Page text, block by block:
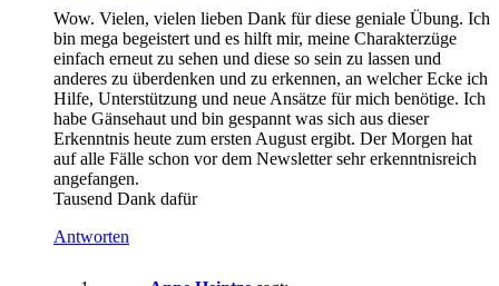
Wow. Vielen, vielen lieben Dank für diese geniale Übung. Ich
bin mega begeistert und es hilft mir, meine Charakterzüge
einfach erneut zu sehen und diese so sein zu lassen und
anderes zu überdenken und zu erkennen, an welcher Ecke ich
Hilfe, Unterstützung und neue Ansätze für mich benötige. Ich
habe Gänsehaut und bin gespannt was sich aus dieser
Erkenntnis heute zum ersten August ergibt. Der Morgen hat
auf alle Fälle schon vor dem Newsletter sehr erkenntnisreich
angefangen.
Tausend Dank dafür
Antworten